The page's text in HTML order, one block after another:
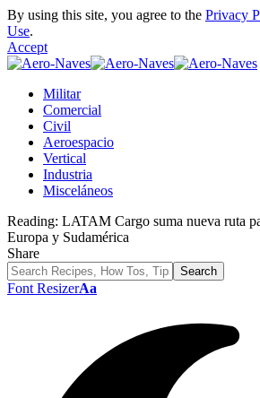
By using this site, you agree to the Privacy
Use.
Accept
Militar
Comercial
Civil
Aeroespacio
Vertical
Industria
Misceláneos
Reading: LATAM Cargo suma nueva ruta
Europa y Sudamérica
Share
Font ResizerAa